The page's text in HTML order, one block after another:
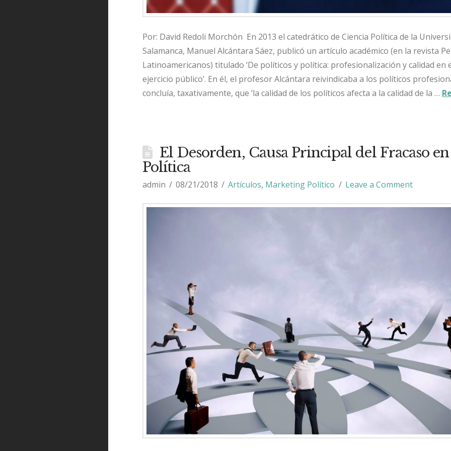
Por: David Redoli Morchón En 2013 el catedrático de Ciencia Política de la
Salamanca, Manuel Alcántara Sáez, publicó un artículo académico (en la revista
Latinoamericanos) titulado ‘De políticos y política: profesionalización y calidad en
ejercicio público’. En él, el profesor Alcántara reivindicaba a los políticos
concluía, taxativamente, que ‘la calidad de los políticos afecta a la calidad de la …
El Desorden, Causa Principal del Fracaso
Política
admin 08/21/2018 Artículos, Marketing Político Leave a Comment